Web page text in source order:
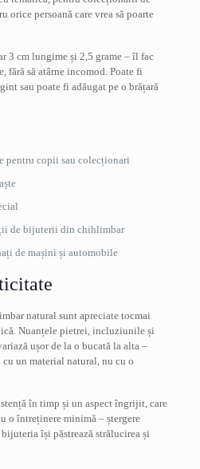
orice persoană care vrea să poarte
3 cm lungime și 2,5 grame – îl fac
fără să atârne incomod. Poate fi
sau poate fi adăugat pe o brățară
pentru copii sau colecționari
de bijuterii din chihlimbar
de mașini și automobile
natural sunt apreciate tocmai
Nuanțele pietrei, incluziunile și
ușor de la o bucată la alta –
cu un material natural, nu cu o
în timp și un aspect îngrijit, care
o întreținere minimă – ștergere
își păstrează strălucirea și